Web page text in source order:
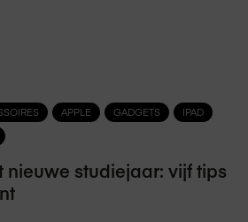
APPLE GADGETS
IPAD
nieuwe studiejaar: vijf tips